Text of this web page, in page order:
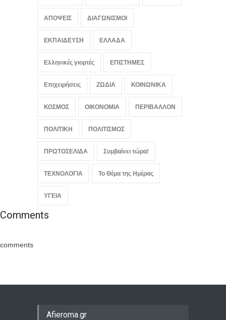
κατά της Νικαράγουας
August 6, 2026
ΑΠΟΨΕΙΣ ΔΙΑΓΩΝΙΣΜΟΙ
ΕΚΠΑΙΔΕΥΣΗ ΕΛΛΑΔΑ
Ελληνικές γιορτές ΕΠΙΣΤΗΜΕΣ
Επιχειρήσεις ΖΩΔΙΑ ΚΟΙΝΩΝΙΚΑ
ΚΟΣΜΟΣ ΟΙΚΟΝΟΜΙΑ ΠΕΡΙΒΑΛΛΟΝ
ΠΟΛΙΤΙΚΗ ΠΟΛΙΤΙΣΜΟΣ
ΠΡΩΤΟΣΕΛΙΔΑ Συμβαίνει τώρα!
ΤΕΧΝΟΛΟΓΙΑ Το Θέμα της Ημέρας
ΥΓΕΙΑ
Comments
comments
Afieroma.gr